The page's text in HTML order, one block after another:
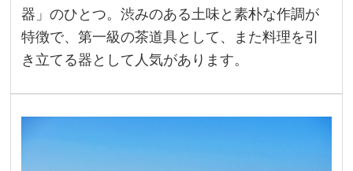
器」のひとつ。渋みのある土味と素朴な作調が
特徴で、第一級の茶道具として、また料理を引
き立てる器として人気があります。